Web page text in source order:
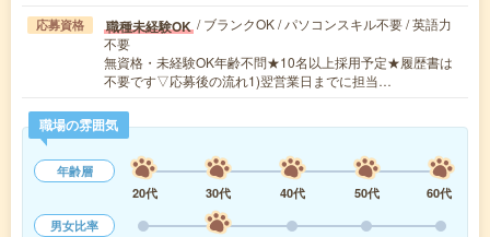
応募資格 職種未経験OK / ブランクOK / パソコンスキル不要 / 英語力
不要
無資格・未経験OK年齢不問★10名以上採用予定★履歴書は
不要です▽応募後の流れ1)翌営業日までに担当…
職場の雰囲気
年齢層
20代
30代 40代 50代
60代
男女比率